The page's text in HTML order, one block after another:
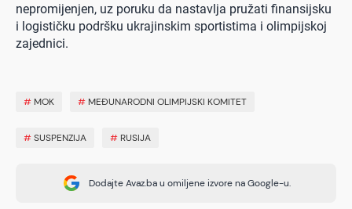
nepromijenjen, uz poruku da nastavlja pružati finansijsku
i logističku podršku ukrajinskim sportistima i olimpijskoj
zajednici.
# MOK # MEĐUNARODNI OLIMPIJSKI KOMITET
#SUSPENZIJA # RUSIJA
Dodajte Avaz.ba u omiljene izvore na Google-u.